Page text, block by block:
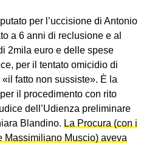
per l’uccisione di Antonio
a 6 anni di reclusione e al
2mila euro e delle spese
per il tentato omicidio di
fatto non sussiste». È la
il procedimento con rito
dell’Udienza preliminare
Blandino. La Procura (con i
Massimiliano Muscio) aveva